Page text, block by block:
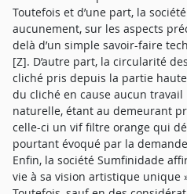
Toutefois et d’une part, la
aucunement, sur les aspects
delà d’un simple savoir-faire
[Z]. D’autre part, la circularité
cliché pris depuis la partie
du cliché en cause aucun
naturelle, étant au demeurant
celle-ci un vif filtre orange qui
pourtant évoqué par la
Enfin, la société Sumfinidade
vie à sa vision artistique unique